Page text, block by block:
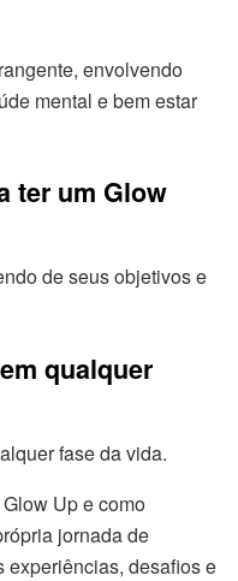
envolvendo
mental e bem estar
ter um Glow
de seus objetivos e
qualquer
fase da vida.
Up e como
jornada de
experiências, desafios e